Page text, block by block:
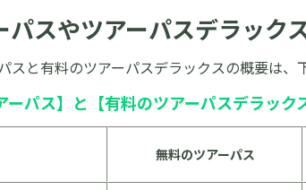
パスやツアーパスデラック
スと有料のツアーパスデラックスの概要は、
ーパス】と【有料のツアーパスデラック
無料のツアーパス